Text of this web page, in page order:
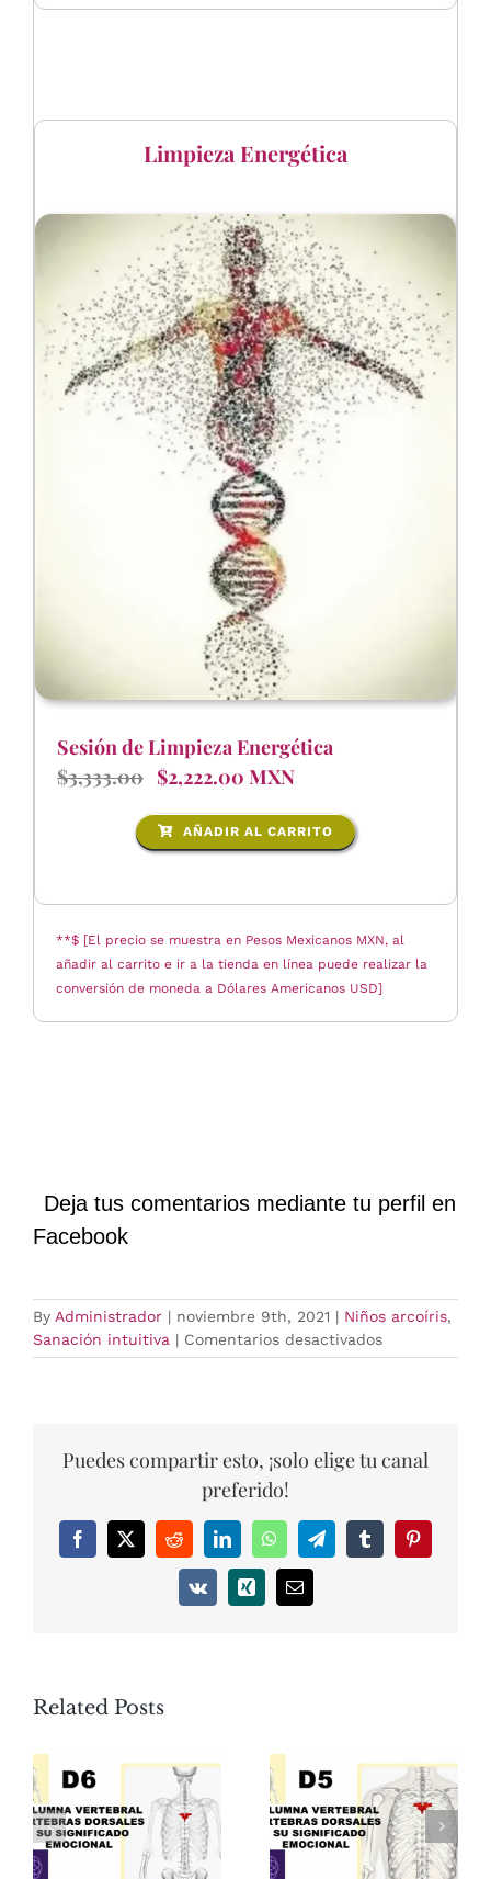
Limpieza Energética
Sesión de Limpieza Energética
$3,333.00 $2,222.00 MXN
AÑADIR AL CARRITO
**$ [El precio se muestra en Pesos Mexicanos MXN, al
añadir al carrito e ir a la tienda en línea puede realizar la
conversión de moneda a Dólares Americanos USD]
Deja tus comentarios mediante tu perfil en
Facebook
By Administrador | noviembre 9th, 2021 | Niños arcoíris,
Sanación intuitiva | Comentarios desactivadosen
La
niños
Puedes compartir esto, ¡solo elige tu canal
preferido!
Facebook
X RedditLinkedInWhatsAppTelegramTumblrPinterest
Vk Xing Email
Related Posts